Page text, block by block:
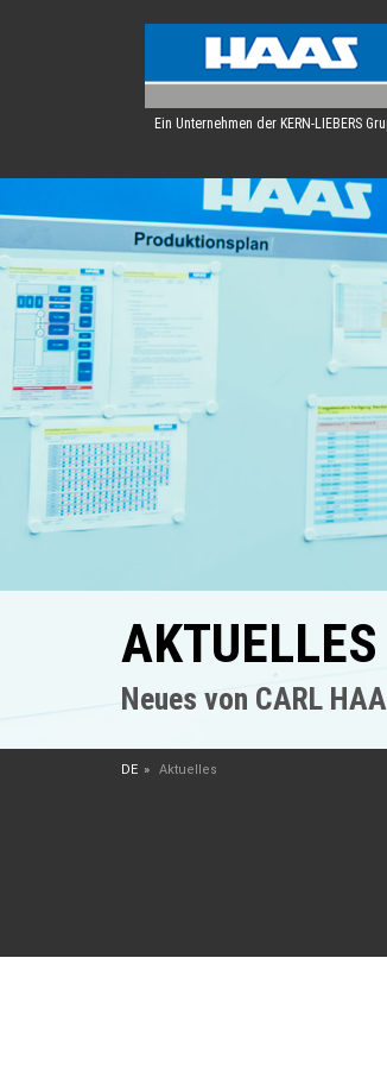
Ein Unternehmen der KERN-LIEBERS
AKTUELLES
Neues von CARL
DE Aktuelles